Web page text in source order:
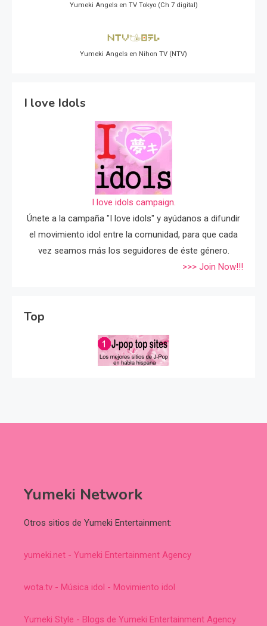
Yumeki Angels en TV Tokyo (Ch 7 digital)
Yumeki Angels en Nihon TV (NTV)
I love Idols
I love idols campaign.
Únete a la campaña "I love idols" y ayúdanos a difundir
el movimiento idol entre la comunidad, para que cada
vez seamos más los seguidores de éste género.
>>> Join Now!!!
Top
Yumeki Network
Otros sitios de Yumeki Entertainment:
yumeki.net - Yumeki Entertainment Agency
wota.tv - Música idol - Movimiento idol
Yumeki Style - Blogs de Yumeki Entertainment Agency